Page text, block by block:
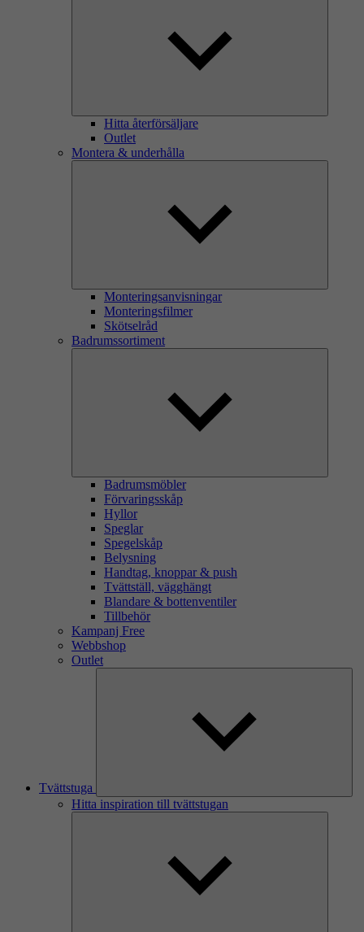
Hitta återförsäljare
Outlet
Montera & underhålla
Monteringsanvisningar
Monteringsfilmer
Skötselråd
Badrumssortiment
Badrumsmöbler
Förvaringsskåp
Hyllor
Speglar
Spegelskåp
Belysning
Handtag, knoppar & push
Tvättställ, vägghängt
Blandare & bottenventiler
Tillbehör
Kampanj Free
Webbshop
Outlet
Tvättstuga
Hitta inspiration till tvättstugan